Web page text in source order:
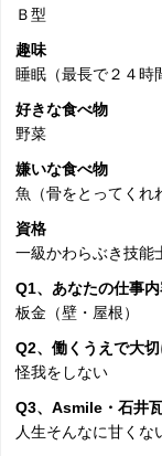
Ｂ型
趣味
睡眠（最長で２４時
好きな食べ物
野菜
嫌いな食べ物
魚（骨をとってくれ
資格
一級かわらぶき技能
Q1、あなたの仕事内
板金（壁・屋根）
Q2、働くうえで大
怪我をしない
Q3、Asmile・石井
人生そんなに甘くな